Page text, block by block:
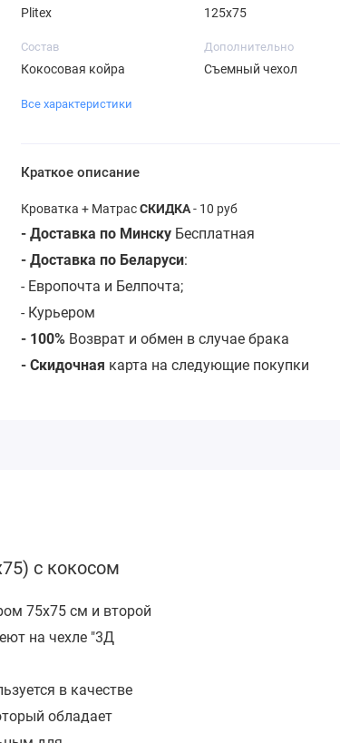
Plitex 125х75
Состав
Кокосовая койра
Дополнительно
Съемный чехол
Все характеристики
Краткое описание
Кроватка + МатрасСКИДКА- 10 руб
- Доставка по МинскуБесплатная
- Доставка по Беларуси:
- Европочта и Белпочта;
- Курьером
- 100% Возврат и обмен в случае брака
- Скидочная карта на следующие покупки
с кокосом
75х75 см и второй
на чехле "3Д
в качестве
обладает